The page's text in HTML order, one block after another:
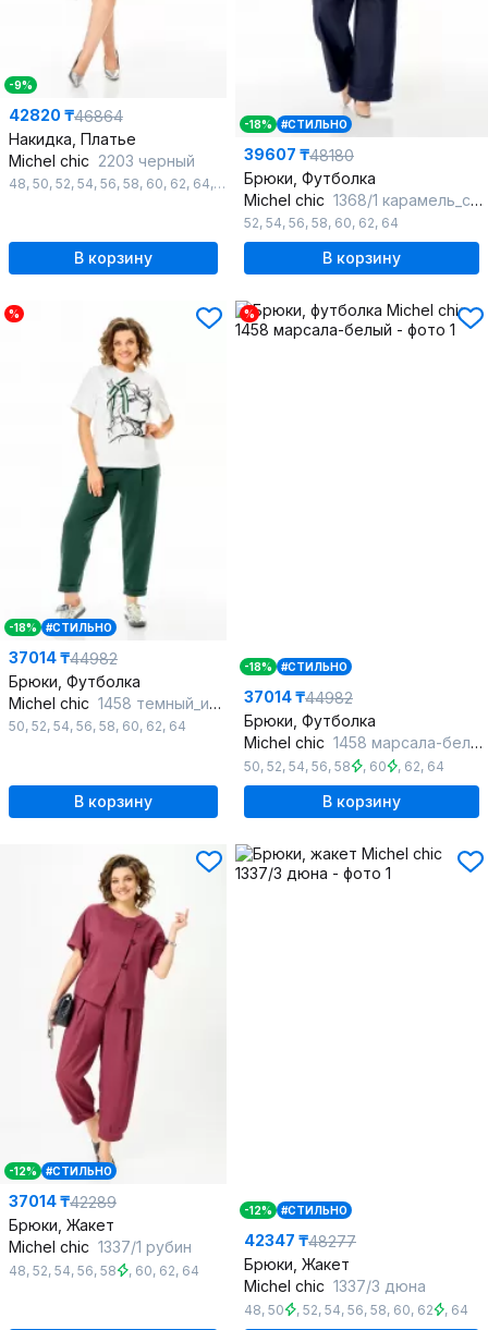
-9%
42820 ₸46864
Накидка, Платье
Michel chic 2203 черный
48, 50, 52, 54, 56, 58, 60, 62, 64, 66
В корзину
-18% #СТИЛЬНО
39607 ₸48180
Брюки, Футболка
Michel chic 1368/1 карамель_синий
52, 54, 56, 58, 60, 62, 64
В корзину
%
-18% #СТИЛЬНО
37014 ₸44982
Брюки, Футболка
Michel chic 1458 темный_изумруд_белый
50, 52, 54, 56, 58, 60, 62, 64
В корзину
%
-18% #СТИЛЬНО
37014 ₸44982
Брюки, Футболка
Michel chic 1458 марсала-белый
50, 52, 54, 56, 58 , 60 , 62, 64
В корзину
-12% #СТИЛЬНО
37014 ₸42289
Брюки, Жакет
Michel chic 1337/1 рубин
48, 52, 54, 56, 58 , 60, 62, 64
-12% #СТИЛЬНО
42347 ₸48277
Брюки, Жакет
Michel chic 1337/3 дюна
48, 50 , 52, 54, 56, 58, 60, 62 , 64